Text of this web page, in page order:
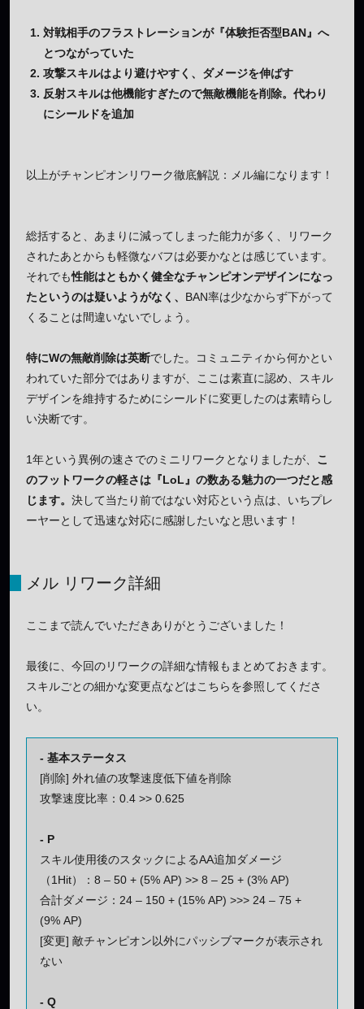
対戦相手のフラストレーションが『体験拒否型BAN』へ
とつながっていた
攻撃スキルはより避けやすく、ダメージを伸ばす
反射スキルは他機能すぎたので無敵機能を削除。代わり
にシールドを追加
以上がチャンピオンリワーク徹底解説：メル編になります！
総括すると、あまりに減ってしまった能力が多く、リワーク
されたあとからも軽微なバフは必要かなとは感じています。
それでも性能はともかく健全なチャンピオンデザインになっ
たというのは疑いようがなく、 BAN率は少なからず下がって
くることは間違いないでしょう。
特にWの無敵削除は英断でした。コミュニティから何かとい
われていた部分ではありますが、ここは素直に認め、スキル
デザインを維持するためにシールドに変更したのは素晴らし
い決断です。
1年という異例の速さでのミニリワークとなりましたが、 こ
のフットワークの軽さは『LoL』の数ある魅力の一つだと感
じます。 決して当たり前ではない対応という点は、いちプレ
ーヤーとして迅速な対応に感謝したいなと思います！
メル リワーク詳細
ここまで読んでいただきありがとうございました！
最後に、今回のリワークの詳細な情報もまとめておきます。
スキルごとの細かな変更点などはこちらを参照してくださ
い。
- 基本ステータス
[削除] 外れ値の攻撃速度低下値を削除
攻撃速度比率：0.4 >> 0.625
- P
スキル使用後のスタックによるAA追加ダメージ
（1Hit）：8 – 50 + (5% AP) >> 8 – 25 + (3% AP)
合計ダメージ：24 – 150 + (15% AP) >>> 24 – 75 +
(9% AP)
[変更] 敵チャンピオン以外にパッシブマークが表示され
ない
- Q